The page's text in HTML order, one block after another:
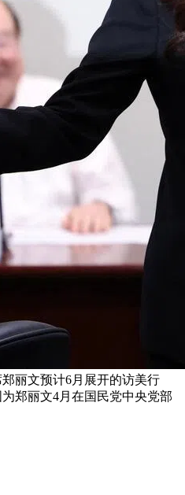
丽文预计6月展开的访美行
郑丽文4月在国民党中央党部